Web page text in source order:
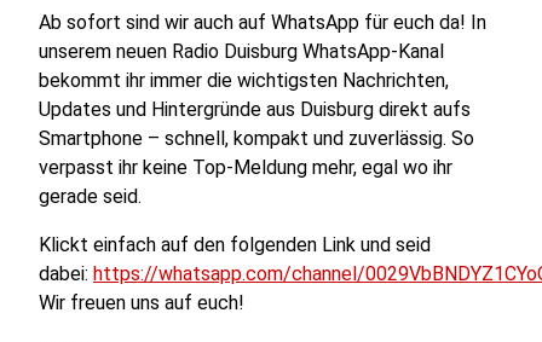
Ab sofort sind wir auch auf WhatsApp für euch da! In
unserem neuen Radio Duisburg WhatsApp-Kanal
bekommt ihr immer die wichtigsten Nachrichten,
Updates und Hintergründe aus Duisburg direkt aufs
Smartphone – schnell, kompakt und zuverlässig. So
verpasst ihr keine Top-Meldung mehr, egal wo ihr
gerade seid.
Klickt einfach auf den folgenden Link und seid
dabei: https://whatsapp.com/channel/
Wir freuen uns auf euch!